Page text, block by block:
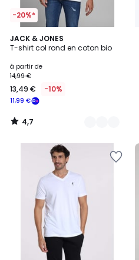
-20%*
JACK & JONES
T-shirt col rond en coton bio
à partir de
11,99 €
14,99 €
13,49 € -10%
4,7
/ 5
15
Couleurs
4,7
/